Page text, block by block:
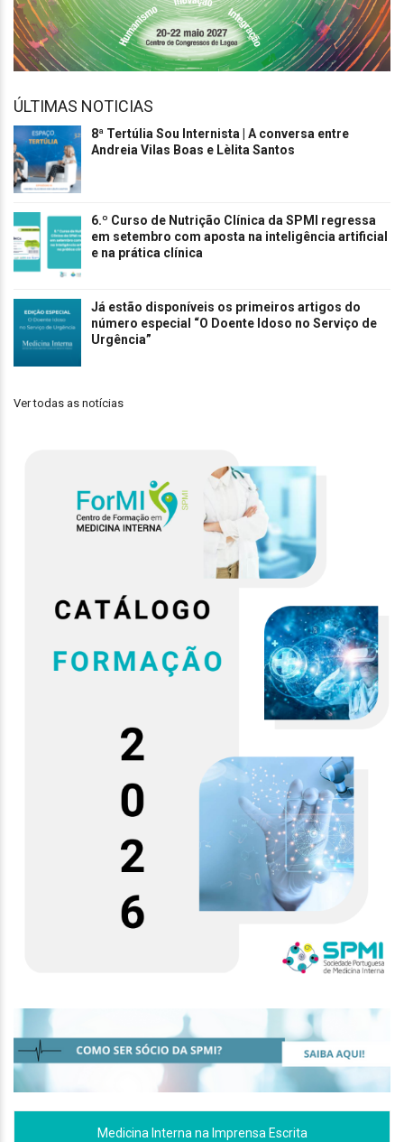
ÚLTIMAS NOTICIAS
8ª Tertúlia Sou Internista | A conversa entre
Andreia Vilas Boas e Lèlita Santos
6.º Curso de Nutrição Clínica da SPMI regressa
em setembro com aposta na inteligência artificial
e na prática clínica
Já estão disponíveis os primeiros artigos do
número especial “O Doente Idoso no Serviço de
Urgência”
Ver todas as notícias
Medicina Interna na Imprensa Escrita